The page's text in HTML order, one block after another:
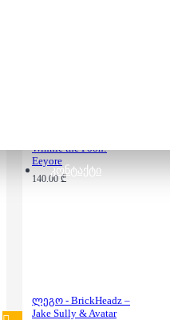
ᲙᲝᲜᲢᲐᲥᲢᲘ
Winnie the Pooh:
Eeyore
140.00 ₾
ლეგო - BrickHeadz –
Jake Sully & Avatar